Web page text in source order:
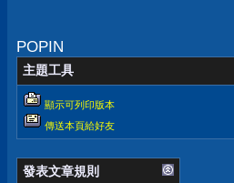
POPIN
主題工具
顯示可列印版本
傳送本頁給好友
發表文章規則